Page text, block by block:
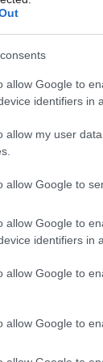
allow Google to
identifiers in
allow my user
allow Google to
allow Google to
identifiers in
allow Google to
allow Google to
náterov.
sú
domu s
zabezpečia
poradiť s
rada